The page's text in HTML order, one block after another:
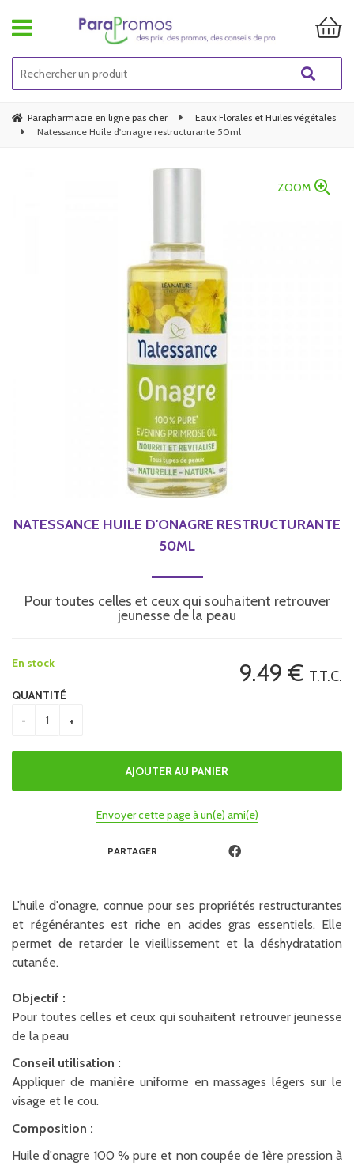
Parapharmacie en ligne pas cher
Eaux Florales et Huiles végétales
Natessance Huile d'onagre restructurante 50ml
ZOOM
NATESSANCE HUILE D'ONAGRE RESTRUCTURANTE
50ML
Pour toutes celles et ceux qui souhaitent retrouver
jeunesse de la peau
9.49 € T.T.C.
En stock
QUANTITÉ
Envoyer cette page à un(e) ami(e)
PARTAGER
L'huile d'onagre, connue pour ses propriétés restructurantes
et régénérantes est riche en acides gras essentiels. Elle
permet de retarder le vieillissement et la déshydratation
cutanée.
Objectif :
Pour toutes celles et ceux qui souhaitent retrouver jeunesse
de la peau
Conseil utilisation :
Appliquer de manière uniforme en massages légers sur le
visage et le cou.
Composition :
Huile d'onagre 100 % pure et non coupée de 1ère pression à